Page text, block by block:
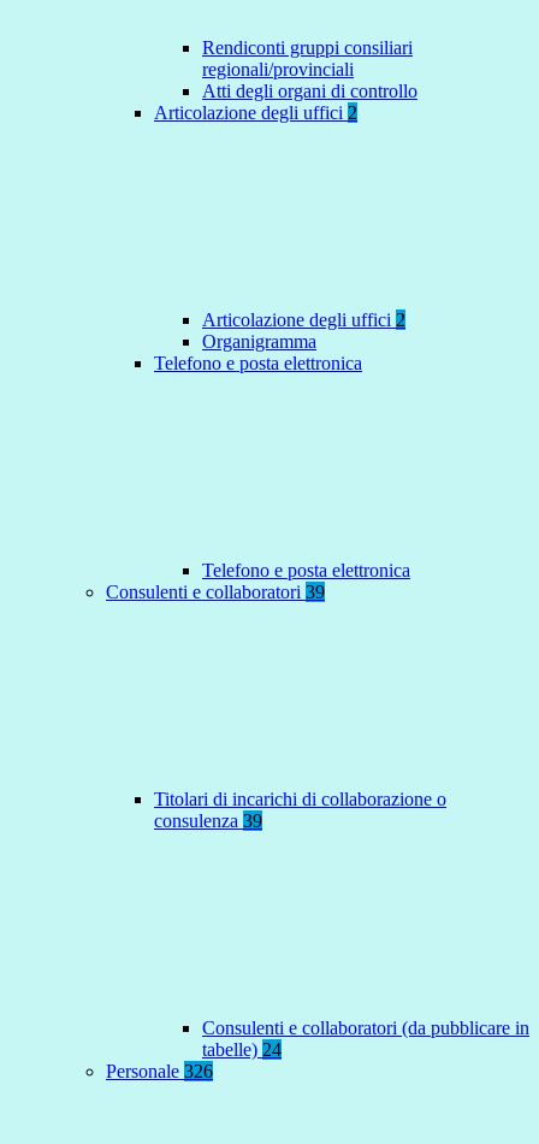
Rendiconti gruppi consiliari
regionali/provinciali
Atti degli organi di controllo
Articolazione degli uffici 2
Articolazione degli uffici 2
Organigramma
Telefono e posta elettronica
Telefono e posta elettronica
Consulenti e collaboratori 39
Titolari di incarichi di collaborazione o
consulenza 39
Consulenti e collaboratori (da pubblicare in
tabelle) 24
Personale 326